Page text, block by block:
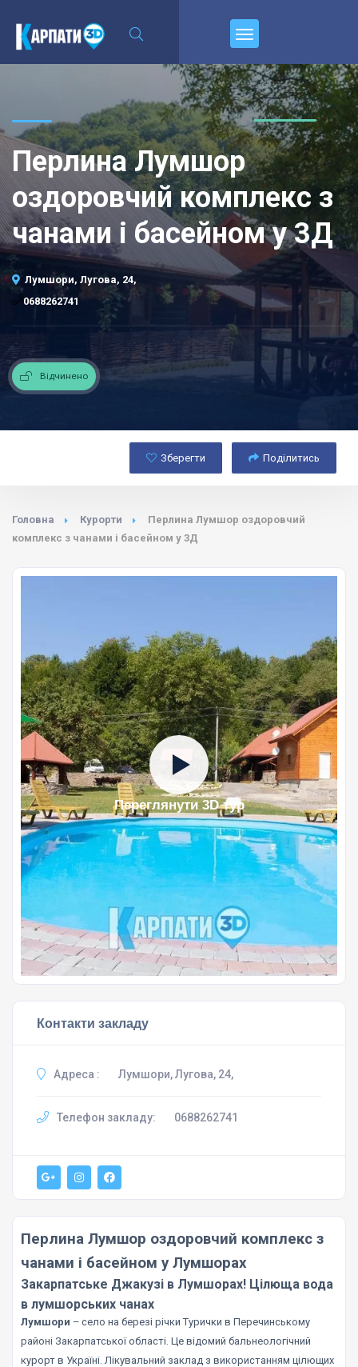
Перлина Лумшор
оздоровчий комплекс з
чанами і басейном у 3Д
Лумшори, Лугова, 24,
0688262741
Відчинено
Зберегти Поділитись
Головна Курорти
Перлина Лумшор оздоровчий
комплекс з чанами і басейном у 3Д
Переглянути 3D тур
Контакти закладу
Адреса : Лумшори, Лугова, 24,
Телефон закладу: 0688262741
Перлина Лумшор оздоровчий комплекс з
чанами і басейном у Лумшорах
Закарпатське Джакузі в Лумшорах! Цілюща вода
в лумшорських чанах
Лумшори – село на березі річки Турички в Перечинському
районі Закарпатської області. Це відомий бальнеологічний
курорт в Україні. Лікувальний заклад з використанням цілющих